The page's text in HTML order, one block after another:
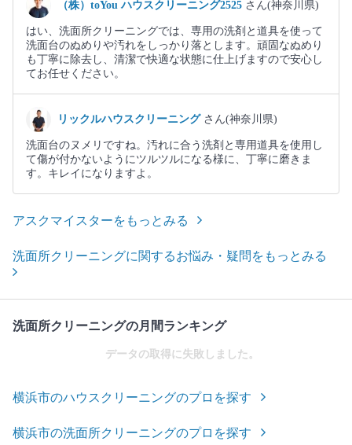
（株）toYou ハウスクリーニング2525 さん(神奈川県)
はい、洗面所クリーニングでは、専用の洗剤と道具を使って
洗面台のぬめりや汚れをしっかり落とします。頑固なぬめり
も丁寧に除去し、清潔で快適な状態に仕上げますので安心し
てお任せください。
リックルハウスクリーニング さん(神奈川県)
洗面台のヌメリですね。汚れに合う洗剤と専用道具を使用し
て傷が付かないようにツルツルになる様に、丁寧に磨きま
す。キレイになりますよ。
アスクマイスターをもっとみる
洗面所クリーニングに関するお悩み・疑問をもっとみる
洗面所クリーニングの月間ランキング
データの取得に失敗しました。
横浜市のハウスクリーニングのプロを探す
横浜市の洗面所クリーニングのプロを探す